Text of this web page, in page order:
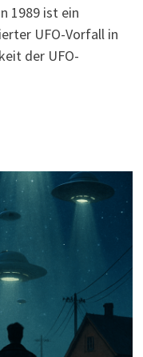
1989 ist ein
UFO-Vorfall in
der UFO-